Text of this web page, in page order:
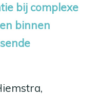
bij complexe
binnen